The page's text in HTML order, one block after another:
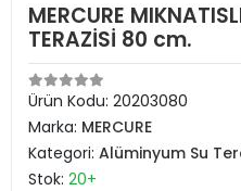
MERCURE
TERAZİSİ 80 cm.
Ürün Kodu: 20203080
Marka: MERCURE
Kategori: Alüminyum Su
Stok: 20+